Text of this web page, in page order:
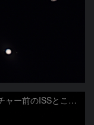
キャプチャー前のISSとこうのとり8号機